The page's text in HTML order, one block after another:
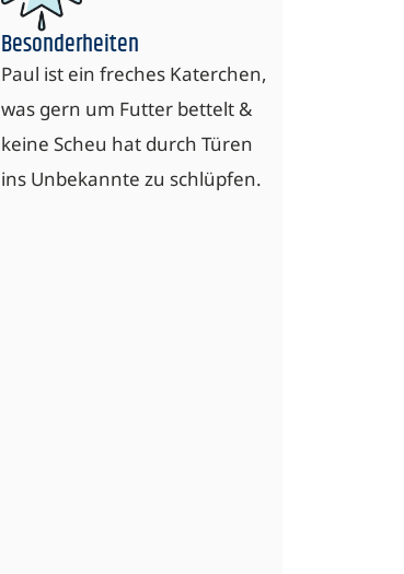
Besonderheiten
Paul ist ein freches Katerchen,
was gern um Futter bettelt &
keine Scheu hat durch Türen
ins Unbekannte zu schlüpfen.